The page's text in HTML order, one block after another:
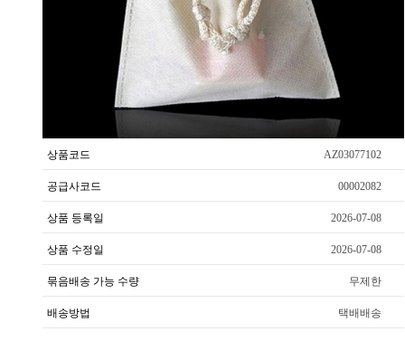
상품코드 AZ03077102
공급사코드 00002082
상품 등록일 2026-07-08
상품 수정일 2026-07-08
묶음배송 가능 수량 무제한
배송방법 택배배송